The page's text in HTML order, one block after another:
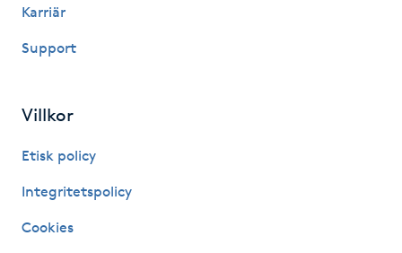
Hot Stone Massage
Hudföryngring
Huduppstramning
Hudvård
Karriär
Support
Villkor
Etisk policy
Integritetspolicy
Cookies